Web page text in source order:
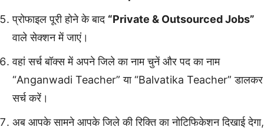
प्रोफाइल पूरी होने के बाद “Private & Outsourced Jobs”
वाले सेक्शन में जाएं।
वहां सर्च बॉक्स में अपने जिले का नाम चुनें और पद का नाम
“Anganwadi Teacher” या “Balvatika Teacher” डालकर
सर्च करें।
अब आपके सामने आपके जिले की रिक्ति का नोटिफिकेशन दिखाई देगा,